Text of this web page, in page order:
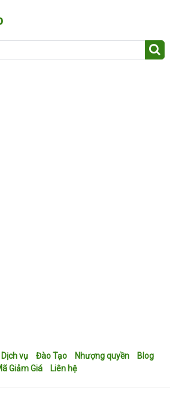
Dịch vụ Đào Tạo Nhượng quyền
Blog
Giảm Giá
Liên hệ